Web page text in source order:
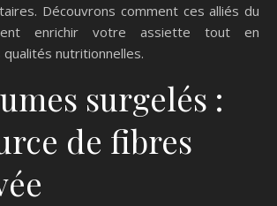
Découvrons comment ces alliés du
enrichir votre assiette tout en
nutritionnelles.
surgelés :
de fibres